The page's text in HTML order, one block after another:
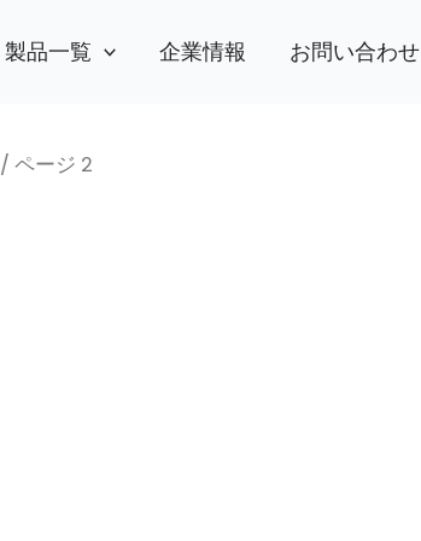
製品一覧 企業情報 お問い合わせ
/ ページ 2